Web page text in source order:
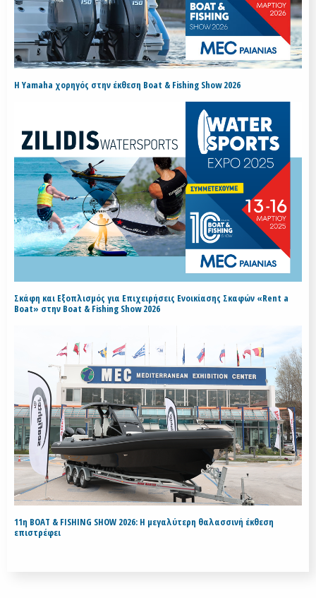
H Yamaha χορηγός στην έκθεση Boat & Fishing Show 2026
Σκάφη και Εξοπλισμός για Επιχειρήσεις Ενοικίασης Σκαφών «Rent a
Boat» στην Boat & Fishing Show 2026
11η BOAT & FISHING SHOW 2026: Η μεγαλύτερη θαλασσινή έκθεση
επιστρέφει